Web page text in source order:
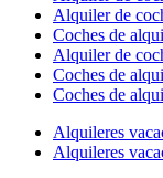
Alquiler de
Coches de
Alquiler de
Coches de
Coches de
Alquileres
Alquileres